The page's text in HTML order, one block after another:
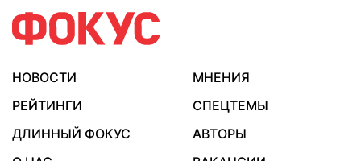
НОВОСТИ
МНЕНИЯ
РЕЙТИНГИ
СПЕЦТЕМЫ
ДЛИННЫЙ ФОКУС
АВТОРЫ